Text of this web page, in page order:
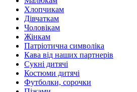
Хлопчикам
Дівчаткам
Чоловікам
Жінкам
Патріотична символіка
Кава від наших партнерів
Сукні дитячі
Костюми дитячі
Футболки, сорочки